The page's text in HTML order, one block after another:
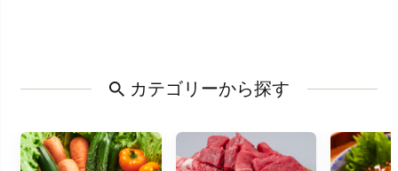
カテゴリーから探す